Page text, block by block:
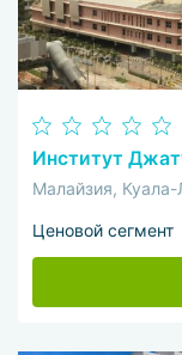
Институт
Малайзия,
Ценовой сегмент